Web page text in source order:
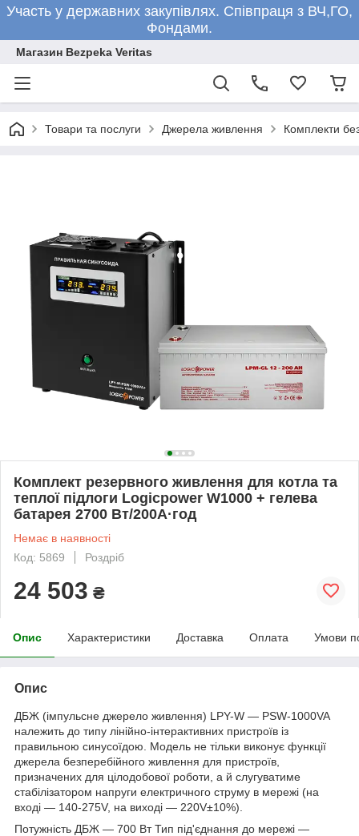
Участь у державних закупівлях. Співпраця з ВЧ,ГО,
Фондами.
Магазин Bezpeka Veritas
Товари та послуги Джерела живлення Комплекти
Комплект резервного живлення для котла та
теплої підлоги Logicpower W1000 + гелева
батарея 2700 Вт/200А·год
Немає в наявності
Код: 5869
Роздріб
24 503 ₴
Опис Характеристики Доставка Оплата Умови
Опис
ДБЖ (імпульсне джерело живлення) LPY-W — PSW-1000VA
належить до типу лінійно-інтерактивних пристроїв із
правильною синусоїдою. Модель не тільки виконує функції
джерела безперебійного живлення для пристроїв,
призначених для цілодобової роботи, а й слугуватиме
стабілізатором напруги електричного струму в мережі (на
вході — 140-275V, на виході — 220V±10%).
Потужність ДБЖ — 700 Вт Тип під'єднання до мережі —